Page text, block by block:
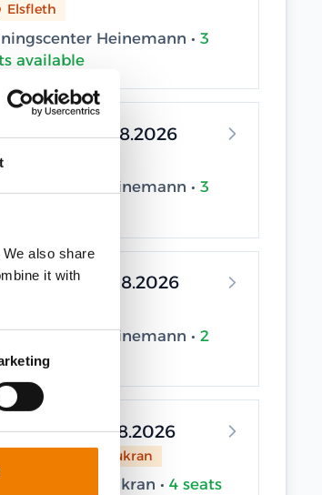
also share
it with
Elsfleth
Trainingscenter Heinemann • 3
available
- 24.08.2026
Trainingscenter Heinemann • 3
- 26.08.2026
Trainingscenter Heinemann • 2
available
- 27.08.2026
Sassnitz / Neu Mukran
Trainingscenter Mukran • 4 seats